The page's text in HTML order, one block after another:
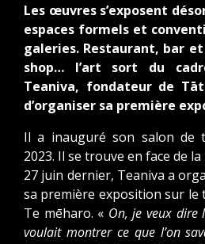
Les œuvres s’exposent
espaces formels et
galeries. Restaurant, bar
shop… l’art sort du
Teaniva, fondateur de
d’organiser sa première
Il a inauguré son salon de
2023. Il se trouve en face de
27 juin dernier, Teaniva a
sa première exposition sur le
Te mēharo. « On, je veux dire
voulait montrer ce que l’on